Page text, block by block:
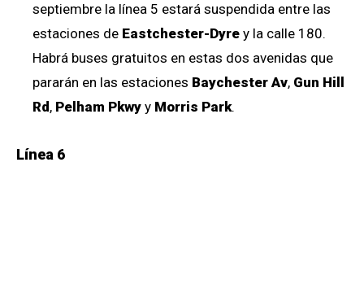
septiembre la línea 5 estará suspendida entre las
estaciones de Eastchester-Dyre y la calle 180.
Habrá buses gratuitos en estas dos avenidas que
pararán en las estaciones Baychester Av, Gun Hill
Rd , Pelham Pkwy y Morris Park.
Línea 6